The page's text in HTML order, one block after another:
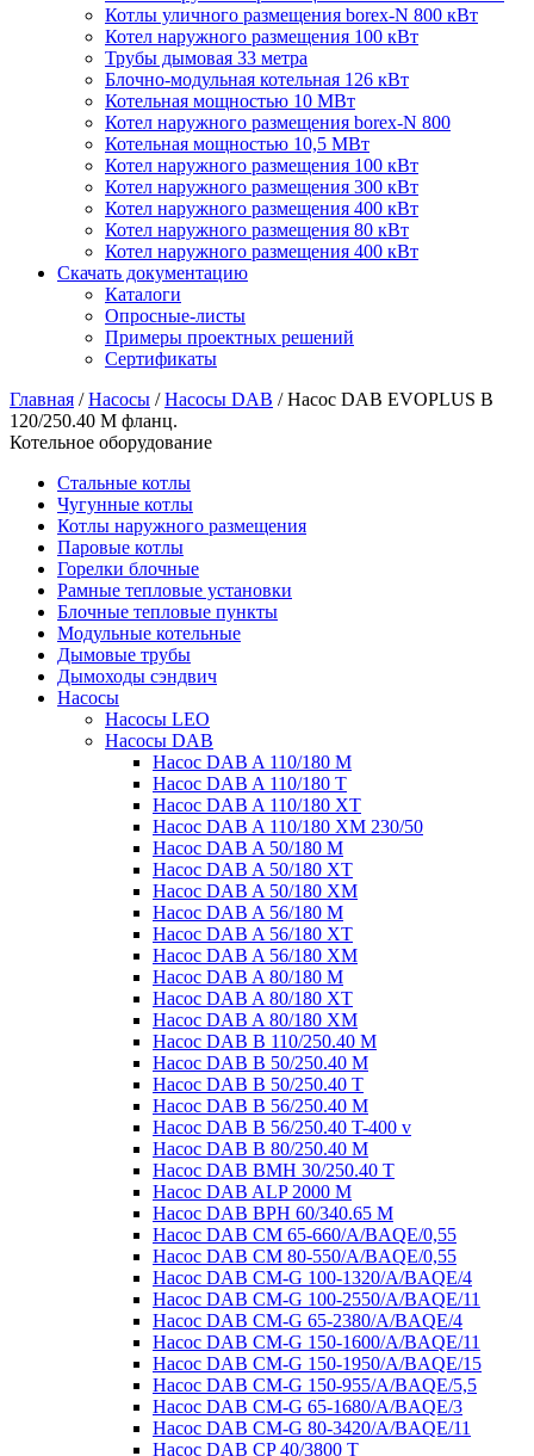
Котлы уличного размещения borex-N 800 кВт
Котел наружного размещения 100 кВт
Трубы дымовая 33 метра
Блочно-модульная котельная 126 кВт
Котельная мощностью 10 МВт
Котел наружного размещения borex-N 800
Котельная мощностью 10,5 МВт
Котел наружного размещения 100 кВт
Котел наружного размещения 300 кВт
Котел наружного размещения 400 кВт
Котел наружного размещения 80 кВт
Котел наружного размещения 400 кВт
Скачать документацию
Каталоги
Опросные-листы
Примеры проектных решений
Сертификаты
Главная /Насосы /Насосы DAB /Насос DAB EVOPLUS B
120/250.40 M фланц.
Котельное оборудование
Стальные котлы
Чугунные котлы
Котлы наружного размещения
Паровые котлы
Горелки блочные
Рамные тепловые установки
Блочные тепловые пункты
Модульные котельные
Дымовые трубы
Дымоходы сэндвич
Насосы
Насосы LEO
Насосы DAB
Насос DAB A 110/180 М
Насос DAB A 110/180 Т
Насос DAB A 110/180 XТ
Насос DAB A 110/180 ХМ 230/50
Насос DAB A 50/180 М
Насос DAB A 50/180 ХT
Насос DAB A 50/180 ХM
Насос DAB A 56/180 М
Насос DAB A 56/180 XT
Насос DAB A 56/180 XM
Насос DAB A 80/180 M
Насос DAB A 80/180 XT
Насос DAB A 80/180 XM
Насос DAB B 110/250.40 M
Насос DAB B 50/250.40 M
Насос DAB B 50/250.40 Т
Насос DAB B 56/250.40 M
Насос DAB B 56/250.40 T-400 v
Насос DAB B 80/250.40 M
Насос DAB BMH 30/250.40 Т
Насос DAB ALP 2000 M
Насос DAB BPH 60/340.65 M
Насос DAB CM 65-660/A/BAQE/0,55
Насос DAB CM 80-550/A/BAQE/0,55
Насос DAB CM-G 100-1320/A/BAQE/4
Насос DAB CM-G 100-2550/A/BAQE/11
Насос DAB CM-G 65-2380/A/BAQE/4
Насос DAB CM-G 150-1600/A/BAQE/11
Насос DAB CM-G 150-1950/A/BAQE/15
Насос DAB CM-G 150-955/A/BAQE/5,5
Насос DAB CM-G 65-1680/A/BAQE/3
Насос DAB CM-G 80-3420/A/BAQE/11
Насос DAB CP 40/3800 T